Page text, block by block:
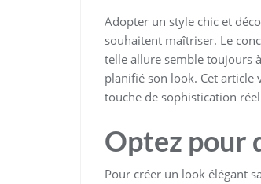
Adopter un style chic et
souhaitent maîtriser. Le
telle allure semble toujours
planifié son look. Cet article
touche de sophistication
Optez pour
Pour créer un look élégant